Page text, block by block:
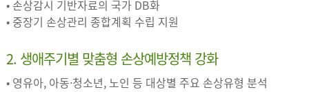
• 손상감시 기반자료의 국가 DB화
• 중장기 손상관리 종합계획 수립 지원
2. 생애주기별 맞춤형 손상예방정책 강화
• 영유아, 아동·청소년, 노인 등 대상별 주요 손상유형 분석